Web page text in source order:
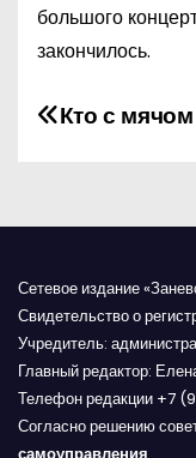
большого
закончилось.
Н
г
а
ц
Кто с
Сетевое издание
Свидетельство о
Учредитель:
Главный редактор:
Телефон редакции +7
Согласно решению